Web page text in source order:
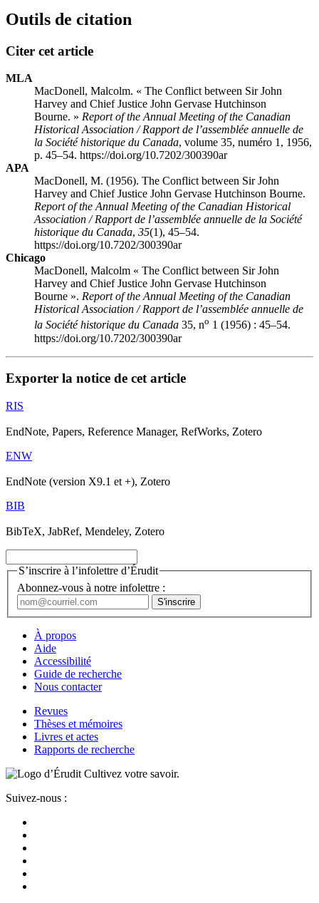
Outils de citation
Citer cet article
MLA
MacDonell, Malcolm. « The Conflict between Sir John
Harvey and Chief Justice John Gervase Hutchinson
Bourne. » Report of the Annual Meeting of the Canadian
Historical Association / Rapport de l’assemblée annuelle de
la Société historique du Canada, volume 35, numéro 1, 1956,
p. 45–54. https://doi.org/10.7202/300390ar
APA
MacDonell, M. (1956). The Conflict between Sir John
Harvey and Chief Justice John Gervase Hutchinson Bourne.
Report of the Annual Meeting of the Canadian Historical
Association / Rapport de l’assemblée annuelle de la Société
historique du Canada, 35(1), 45–54.
https://doi.org/10.7202/300390ar
Chicago
MacDonell, Malcolm « The Conflict between Sir John
Harvey and Chief Justice John Gervase Hutchinson
Bourne ». Report of the Annual Meeting of the Canadian
Historical Association / Rapport de l’assemblée annuelle de
la Société historique du Canada 35, no 1 (1956) : 45–54.
https://doi.org/10.7202/300390ar
Exporter la notice de cet article
RIS
EndNote, Papers, Reference Manager, RefWorks, Zotero
ENW
EndNote (version X9.1 et +), Zotero
BIB
BibTeX, JabRef, Mendeley, Zotero
S’inscrire à l’infolettre d’Érudit
Abonnez-vous à notre infolettre :
À propos
Aide
Accessibilité
Guide de recherche
Nous contacter
Revues
Thèses et mémoires
Livres et actes
Rapports de recherche
Cultivez votre savoir.
Suivez-nous :